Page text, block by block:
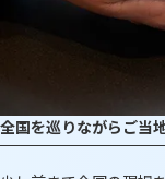
全国を巡りながらご当